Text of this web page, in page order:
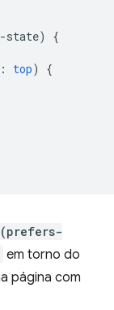
-state)
{
: top)
{
(prefers-
em torno do
página com